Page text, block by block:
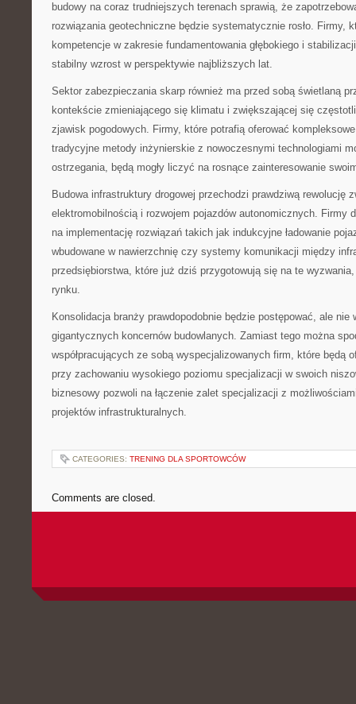
budowy na coraz trudniejszych terenach sprawią, że
rozwiązania geotechniczne będzie systematycznie rosło. Firmy,
kompetencje w zakresie fundamentowania głębokiego i
stabilny wzrost w perspektywie najbliższych lat.
Sektor zabezpieczania skarp również ma przed sobą świetlaną
kontekście zmieniającego się klimatu i zwiększającej się
zjawisk pogodowych. Firmy, które potrafią oferować
tradycyjne metody inżynierskie z nowoczesnymi technologiami
ostrzegania, będą mogły liczyć na rosnące zainteresowanie
Budowa infrastruktury drogowej przechodzi prawdziwą rewolucję
elektromobilnością i rozwojem pojazdów autonomicznych. Firmy
na implementację rozwiązań takich jak indukcyjne ładowanie
wbudowane w nawierzchnię czy systemy komunikacji między
przedsiębiorstwa, które już dziś przygotowują się na te
rynku.
Konsolidacja branży prawdopodobnie będzie postępować, ale nie
gigantycznych koncernów budowlanych. Zamiast tego można
współpracujących ze sobą wyspecjalizowanych firm, które będą
przy zachowaniu wysokiego poziomu specjalizacji w swoich
biznesowy pozwoli na łączenie zalet specjalizacji z
projektów infrastrukturalnych.
CATEGORIES: TRENING DLA SPORTOWCÓW
Comments are closed.